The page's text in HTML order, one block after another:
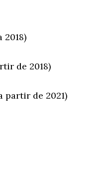
2018)
de 2018)
partir de 2021)